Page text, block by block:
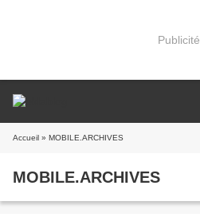
Publicité
Accueil » MOBILE.ARCHIVES
MOBILE.ARCHIVES